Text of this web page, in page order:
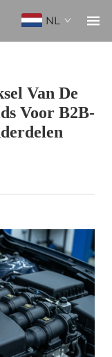
NL
Van De
Voor B2B-